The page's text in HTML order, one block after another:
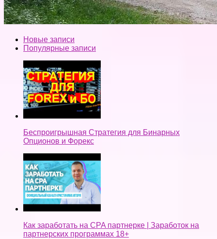
Новые записи
Популярные записи
Беспроигрышная Стратегия для Бинарных
Опционов и Форекс
Как заработать на CPA партнерке | Заработок на
партнерских программах 18+